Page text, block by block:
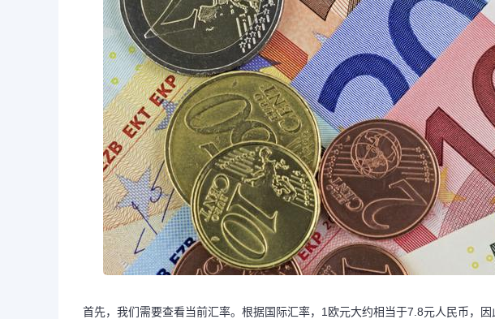
首先，我们需要查看当前汇率。根据国际汇率，1欧元大约相当于7.8元人民币，